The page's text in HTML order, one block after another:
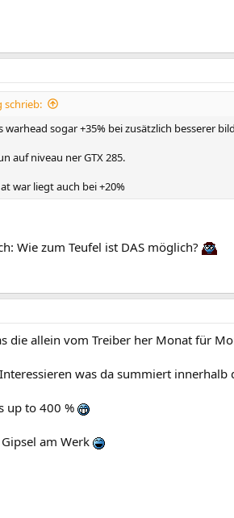
schrieb:
warhead sogar +35% bei zusätzlich besserer
auf niveau ner GTX 285.
war liegt auch bei +20%
Wie zum Teufel ist DAS möglich?
die allein vom Treiber her Monat für
was da summiert
up to 400 %
am Werk